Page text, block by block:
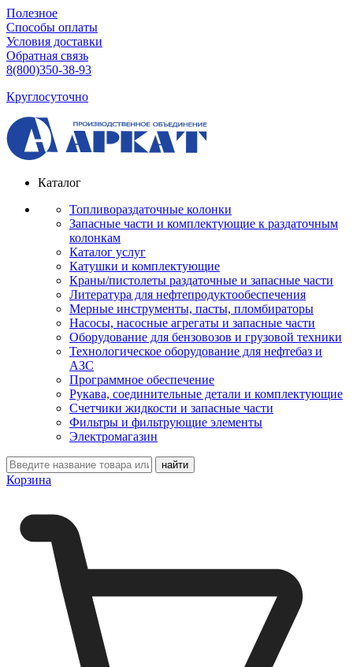
Полезное
Способы оплаты
Условия доставки
Обратная связь
8(800)350-38-93
Круглосуточно
Каталог
Топливораздаточные колонки
Запасные части и комплектующие к раздаточным
колонкам
Каталог услуг
Катушки и комплектующие
Краны/пистолеты раздаточные и запасные части
Литература для нефтепродуктообеспечения
Мерные инструменты, пасты, пломбираторы
Насосы, насосные агрегаты и запасные части
Оборудование для бензовозов и грузовой техники
Технологическое оборудование для нефтебаз и
АЗС
Программное обеспечение
Рукава, соединительные детали и комплектующие
Счетчики жидкости и запасные части
Фильтры и фильтрующие элементы
Электромагазин
Корзина